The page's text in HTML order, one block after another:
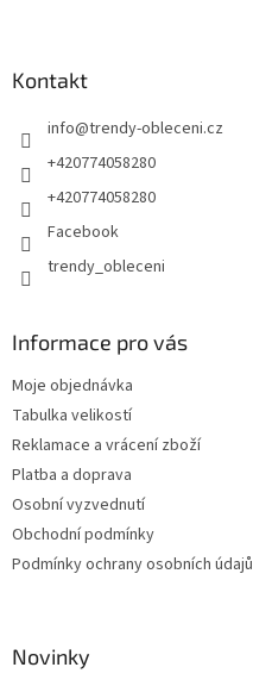
Kontakt
info@trendy-obleceni.cz
+420774058280
+420774058280
Facebook
trendy_obleceni
Informace pro vás
Moje objednávka
Tabulka velikostí
Reklamace a vrácení zboží
Platba a doprava
Osobní vyzvednutí
Obchodní podmínky
Podmínky ochrany osobních údajů
Novinky